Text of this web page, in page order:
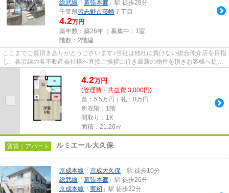
総武線 「 幕張本郷 」駅 徒歩28分
千葉県習志野市藤崎 ７丁目
4.2万円
築年数：築26年 ｜募集中： 1室
階数：2階建
ここまでご覧頂きありがとうございます♪当社は他社に負けない総合仲介店を目指
し、各沿線の各不動産会社様へ直接ご挨拶に行き最新の物件を頂きお客様へ提供
しております！最新の情報は...
4.2万円
(管理費・共益費 3,000円)
敷：5.5万円｜礼：0万円
所在階：1階
間取り：1K
面積：21.20㎡
賃貸｜アパート ルミエール大久保
京成本線 「 京成大久保 」駅 徒歩10分
総武線 「 幕張本郷 」駅 徒歩26分
京成本線 「 実籾 」駅 徒歩22分